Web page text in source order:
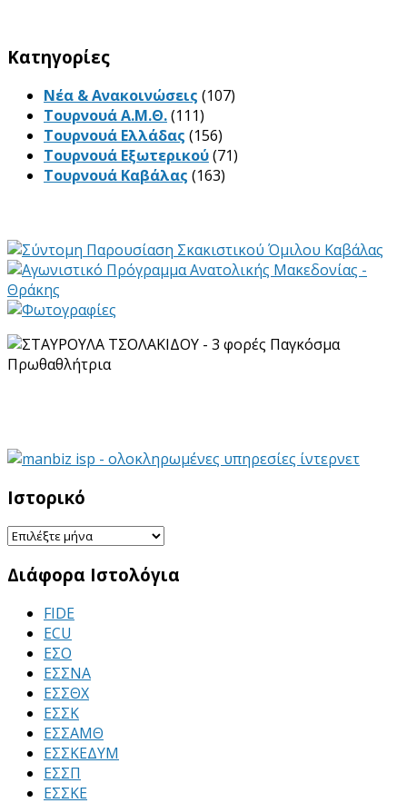
Kατηγορίες
Νέα & Ανακοινώσεις (107)
Τουρνουά Α.Μ.Θ.(111)
Τουρνουά Ελλάδας (156)
Τουρνουά Εξωτερικού(71)
Τουρνουά Καβάλας (163)
Ιστορικό
Ιστορικό
Διάφορα Ιστολόγια
FIDE
ECU
ΕΣΟ
ΕΣΣΝΑ
ΕΣΣΘΧ
ΕΣΣΚ
ΕΣΣΑΜΘ
ΕΣΣΚΕΔΥΜ
ΕΣΣΠ
ΕΣΣΚΕ